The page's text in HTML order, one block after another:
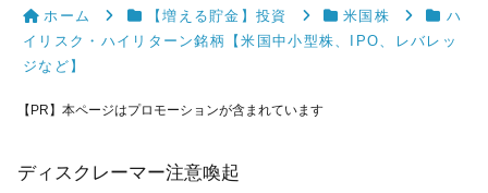
ホーム 【増える貯金】投資 米国株
ハ
イリスク・ハイリターン銘柄【米国中小型株、IPO、レバレッ
ジなど】
【PR】本ページはプロモーションが含まれています
ディスクレーマー注意喚起